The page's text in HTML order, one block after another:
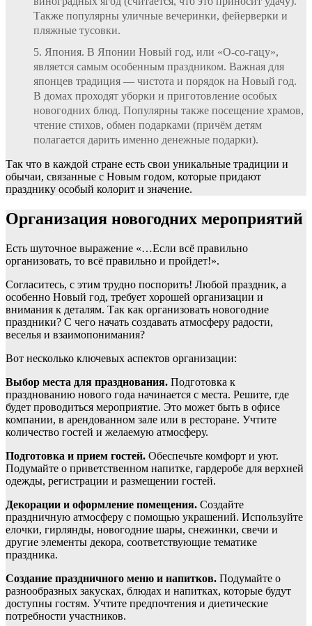
Также популярны уличные вечеринки, фейерверки и
пляжные тусовки.
Япония. В Японии Новый год, или «О-со-гацу»,
является самым особенным праздником. Важная для
японцев традиция — чистота и порядок на Новый год.
В домах проходят уборки и приготовление особых
новогодних блюд. Популярны также посещение храмов,
чтение стихов, обмен подарками (причём детям
полагается дарить именно денежные подарки).
Так что в каждой стране есть свои уникальные традиции и
обычаи, связанные с Новым годом, которые придают
празднику особый колорит и значение.
Организация новогодних мероприятий
Есть шуточное выражение «…Если всё правильно
организовать, то всё правильно и пройдет!».
Согласитесь, с этим трудно поспорить! Любой праздник, а
особенно Новый год, требует хорошей организации и
внимания к деталям. Так как организовать новогодние
праздники? С чего начать создавать атмосферу радости,
веселья и взаимопонимания?
Вот несколько ключевых аспектов организации:
Выбор места для празднования. Подготовка к
празднованию нового года начинается с места. Решите, где
будет проводиться мероприятие. Это может быть в офисе
компании, в арендованном зале или в ресторане. Учтите
количество гостей и желаемую атмосферу.
Подготовка и прием гостей. Обеспечьте комфорт и уют.
Подумайте о приветственном напитке, гардеробе для верхней
одежды, регистрации и размещении гостей.
Декорации и оформление помещения. Создайте
праздничную атмосферу с помощью украшений. Используйте
елочки, гирлянды, новогодние шары, снежинки, свечи и
другие элементы декора, соответствующие тематике
праздника.
Создание праздничного меню и напитков. Подумайте о
разнообразных закусках, блюдах и напитках, которые будут
доступны гостям. Учтите предпочтения и диетические
потребности участников.